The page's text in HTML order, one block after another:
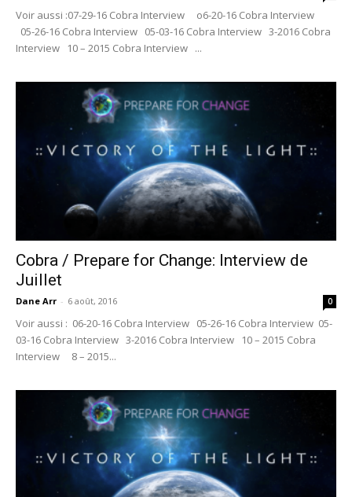
Voir aussi :07-29-16 Cobra Interview o6-20-16 Cobra Interview
05-26-16 Cobra Interview 05-03-16 Cobra Interview 3-2016 Cobra
Interview 10 – 2015 Cobra Interview ...
Cobra / Prepare for Change: Interview de
Juillet
Dane Arr - 6 août, 2016 0
Voir aussi : 06-20-16 Cobra Interview 05-26-16 Cobra Interview 05-
03-16 Cobra Interview 3-2016 Cobra Interview 10 – 2015 Cobra
Interview 8 – 2015...